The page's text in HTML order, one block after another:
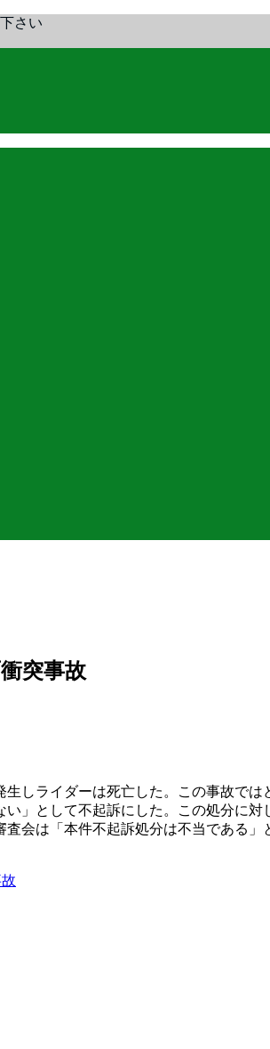
さい
突事故
しライダーは死亡した。この事故で
」として不起訴にした。この処分に
会は「本件不起訴処分は不当である」